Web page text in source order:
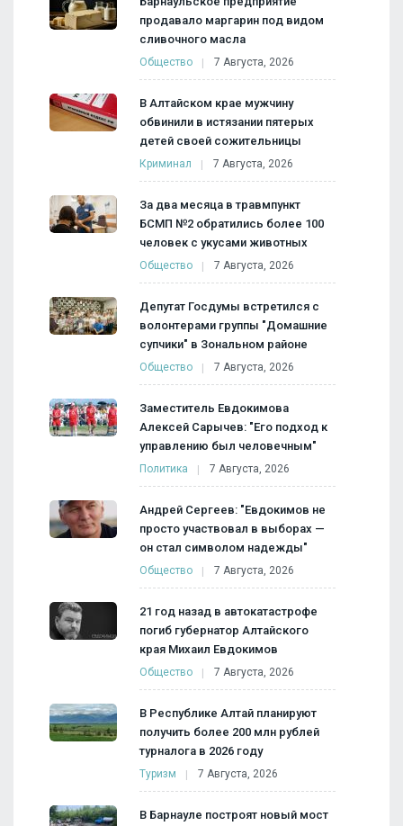
продавало маргарин под видом
сливочного масла
Общество 7 Августа, 2026
В Алтайском крае мужчину
обвинили в истязании пятерых
детей своей сожительницы
Криминал 7 Августа, 2026
За два месяца в травмпункт
БСМП №2 обратились более 100
человек с укусами животных
Общество 7 Августа, 2026
Депутат Госдумы встретился с
волонтерами группы "Домашние
супчики" в Зональном районе
Общество 7 Августа, 2026
Заместитель Евдокимова
Алексей Сарычев: "Его подход к
управлению был человечным"
Политика 7 Августа, 2026
Андрей Сергеев: "Евдокимов не
просто участвовал в выборах —
он стал символом надежды"
Общество 7 Августа, 2026
21 год назад в автокатастрофе
погиб губернатор Алтайского
края Михаил Евдокимов
Общество 7 Августа, 2026
В Республике Алтай планируют
получить более 200 млн рублей
турналога в 2026 году
Туризм 7 Августа, 2026
В Барнауле построят новый мост